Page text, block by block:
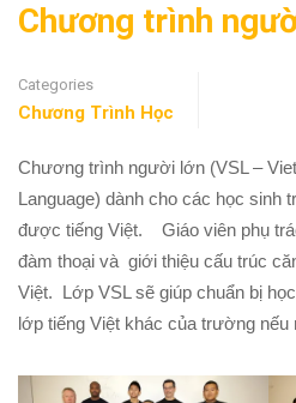
Chương trình
Categories
Chương Trình Học
Chương trình người lớn (VSL –
Language) dành cho các học sinh
được tiếng Việt. Giáo viên phụ
đàm thoại và giới thiệu cấu trúc
Việt. Lớp VSL sẽ giúp chuẩn bị
lớp tiếng Việt khác của trường nếu